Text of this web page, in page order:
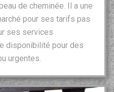
de cheminée. Il a une
pour ses tarifs pas
ses services
disponibilité pour des
urgentes.